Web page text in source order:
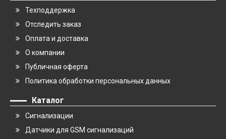
Техподдержка
Отследить заказ
Оплата и доставка
О компании
Публичная оферта
Политика обработки персональных данных
Каталог
Сигнализации
Датчики для GSM сигнализаций